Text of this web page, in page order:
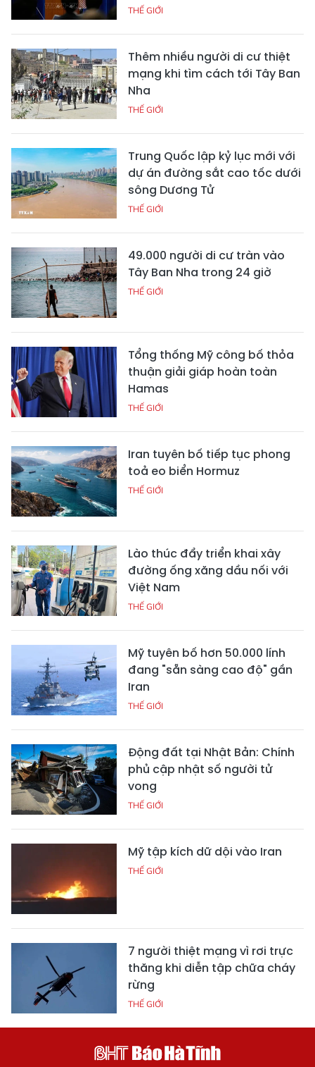
THẾ GIỚI
Thêm nhiều người di cư thiệt
mạng khi tìm cách tới Tây Ban
Nha
THẾ GIỚI
Trung Quốc lập kỷ lục mới với
dự án đường sắt cao tốc dưới
sông Dương Tử
THẾ GIỚI
49.000 người di cư tràn vào
Tây Ban Nha trong 24 giờ
THẾ GIỚI
Tổng thống Mỹ công bố thỏa
thuận giải giáp hoàn toàn
Hamas
THẾ GIỚI
Iran tuyên bố tiếp tục phong
toả eo biển Hormuz
THẾ GIỚI
Lào thúc đẩy triển khai xây
đường ống xăng dầu nối với
Việt Nam
THẾ GIỚI
Mỹ tuyên bố hơn 50.000 lính
đang "sẵn sàng cao độ" gần
Iran
THẾ GIỚI
Động đất tại Nhật Bản: Chính
phủ cập nhật số người tử
vong
THẾ GIỚI
Mỹ tập kích dữ dội vào Iran
THẾ GIỚI
7 người thiệt mạng vì rơi trực
thăng khi diễn tập chữa cháy
rừng
THẾ GIỚI